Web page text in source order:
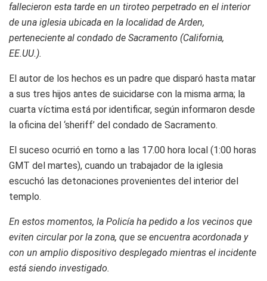
fallecieron esta tarde en un tiroteo perpetrado en el interior
de una iglesia ubicada en la localidad de Arden,
perteneciente al condado de Sacramento (California,
EE.UU.).
El autor de los hechos es un padre que disparó hasta matar
a sus tres hijos antes de suicidarse con la misma arma; la
cuarta víctima está por identificar, según informaron desde
la oficina del ‘sheriff’ del condado de Sacramento.
El suceso ocurrió en torno a las 17.00 hora local (1:00 horas
GMT del martes), cuando un trabajador de la iglesia
escuchó las detonaciones provenientes del interior del
templo.
En estos momentos, la Policía ha pedido a los vecinos que
eviten circular por la zona, que se encuentra acordonada y
con un amplio dispositivo desplegado mientras el incidente
está siendo investigado.